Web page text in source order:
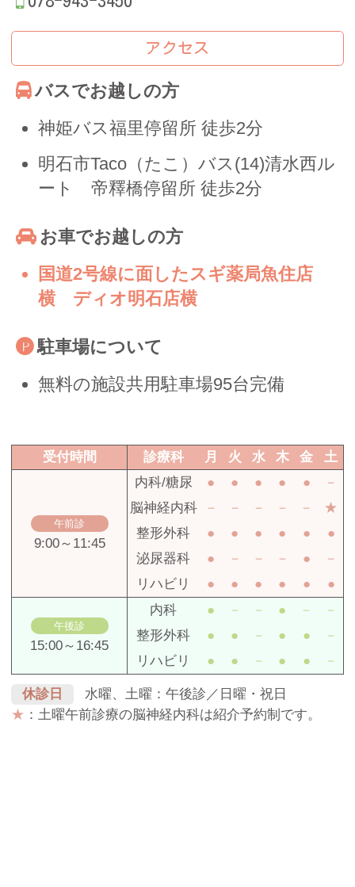
アクセス
バスでお越しの方
神姫バス福里停留所 徒歩2分
明石市Taco（たこ）バス(14)清水西ル
ート 帝釋橋停留所 徒歩2分
お車でお越しの方
国道2号線に面したスギ薬局魚住店
横 ディオ明石店横
駐車場について
無料の施設共用駐車場95台完備
休診日
水曜、土曜：午後診／日曜・祝日
★ ：土曜午前診療の脳神経内科は紹介予約制です。
受付時間 診療科 月 火 水 木 金 土
午前診
9:00～11:45
内科/糖尿 ● ● ● ● ●
－
脳神経内科
－ － － － －
★
整形外科
● ● ● ● ●
●
泌尿器科
● － － － ●
－
リハビリ
● ● ● ● ● ●
午後診
15:00～16:45
内科 ● － － ● －
－
整形外科
● ● － ● ●
－
リハビリ
● ● － ● ● －